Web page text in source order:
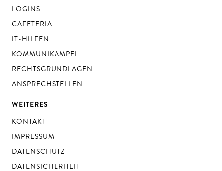
LOGINS
CAFETERIA
IT-HILFEN
KOMMUNIKAMPEL
RECHTSGRUNDLAGEN
ANSPRECHSTELLEN
WEITERES
KONTAKT
IMPRESSUM
DATENSCHUTZ
DATENSICHERHEIT